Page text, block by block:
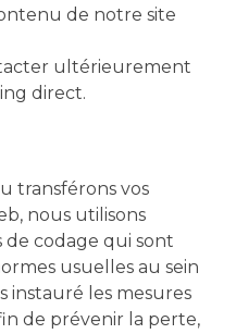
de notre site
ultérieurement
direct.
transférons vos
nous utilisons
codage qui sont
usuelles au sein
instauré les mesures
de prévenir la perte,